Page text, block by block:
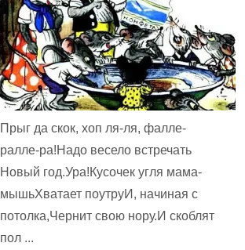
Прыг да скок, хоп ля-ля, фалле-
ралле-ра!Надо весело встречать
Новый год.Ура!Кусочек угля мама-
мышьХватает поутруИ, начиная с
потолка,Чернит свою нору.И скоблят
пол ...